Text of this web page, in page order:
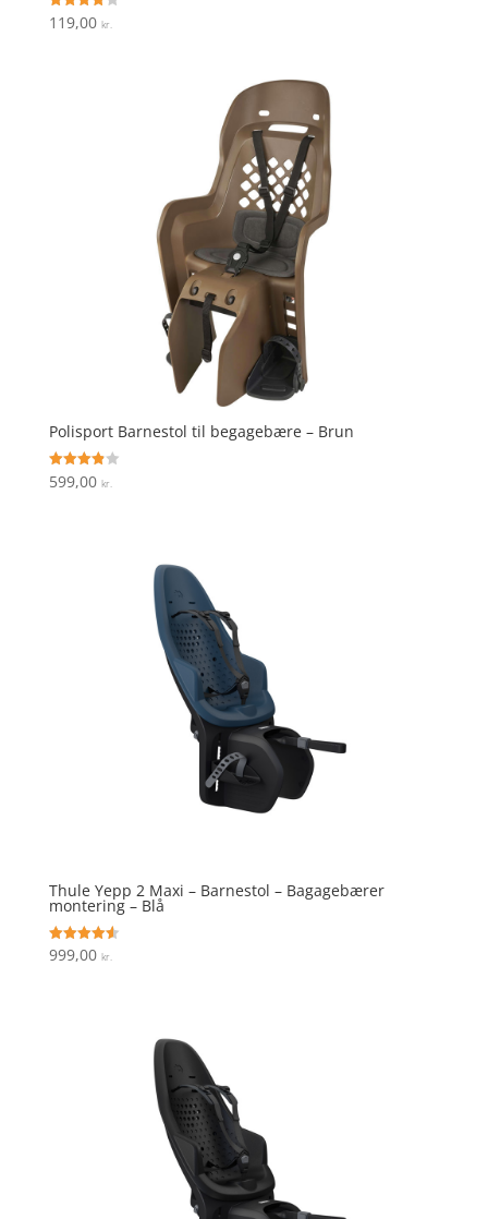
Vurderet
3.8
119,00 kr.
Polisport Barnestol til begagebære – Brun
Vurderet
3.9
599,00 kr.
Thule Yepp 2 Maxi – Barnestol – Bagagebærer
montering – Blå
Vurderet
4.6
999,00 kr.